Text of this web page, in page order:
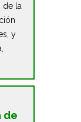
de la
y
de